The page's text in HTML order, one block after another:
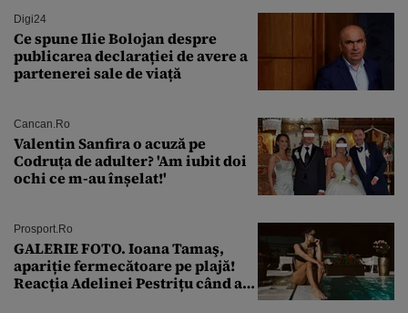
Digi24
Ce spune Ilie Bolojan despre
publicarea declarației de avere a
partenerei sale de viață
Cancan.ro
Valentin Sanfira o acuză pe
Codruța de adulter? 'Am iubit doi
ochi ce m-au înșelat!'
Prosport.ro
GALERIE FOTO. Ioana Tamaş,
apariție fermecătoare pe plajă!
Reacția Adelinei Pestrițu când a